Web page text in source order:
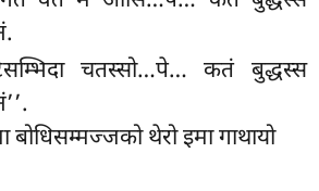
चतस्सो…पे… कतं बुद्धस्स
थेरो इमा गाथायो